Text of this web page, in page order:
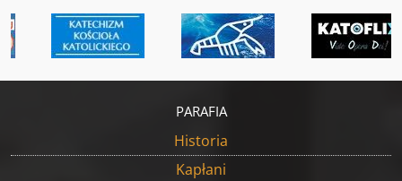
PARAFIA
Historia
Kapłani